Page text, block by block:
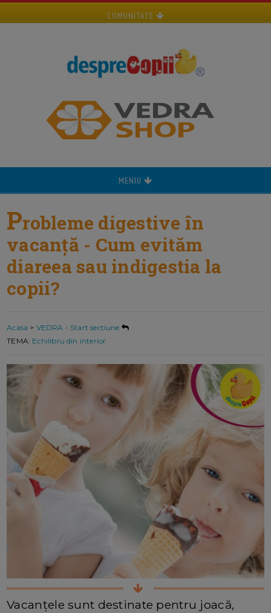
COMUNITATE
MENIU
Probleme digestive în
vacanță - Cum evităm
diareea sau indigestia la
copii?
Acasa > VEDRA - Start sectiune
TEMA: Echilibru din interior
Vacanțele sunt destinate pentru joacă,